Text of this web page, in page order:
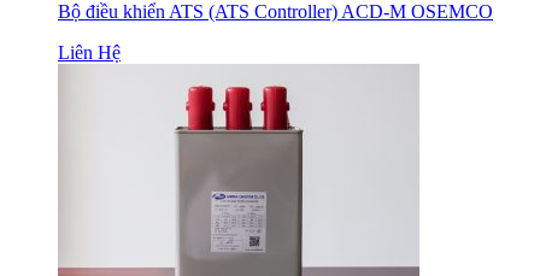
Bộ điều khiển ATS (ATS Controller) ACD-M OSEMCO
Liên Hệ